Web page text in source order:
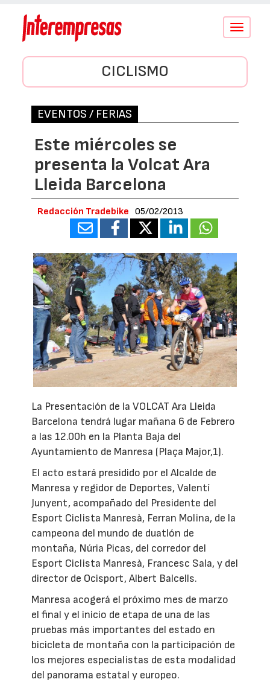
Conmutar
CICLISMO
EVENTOS / FERIAS
Este miércoles se
presenta la Volcat Ara
Lleida Barcelona
Redacción Tradebike 05/02/2013
La Presentación de la VOLCAT Ara Lleida
Barcelona tendrá lugar mañana 6 de Febrero
a las 12.00h en la Planta Baja del
Ayuntamiento de Manresa (Plaça Major,1).
El acto estará presidido por el Alcalde de
Manresa y regidor de Deportes, Valentí
Junyent, acompañado del Presidente del
Esport Ciclista Manresà, Ferran Molina, de la
campeona del mundo de duatlón de
montaña, Núria Picas, del corredor del
Esport Ciclista Manresà, Francesc Sala, y del
director de Ocisport, Albert Balcells.
Manresa acogerá el próximo mes de marzo
el final y el inicio de etapa de una de las
pruebas más importantes del estado en
bicicleta de montaña con la participación de
los mejores especialistas de esta modalidad
del panorama estatal y europeo.